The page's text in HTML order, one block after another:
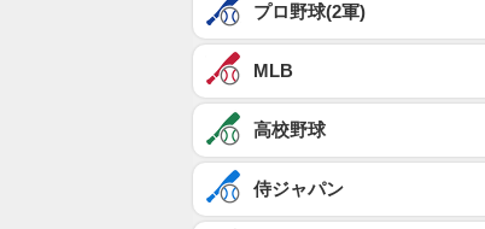
プロ野球(2軍)
MLB
高校野球
侍ジャパン